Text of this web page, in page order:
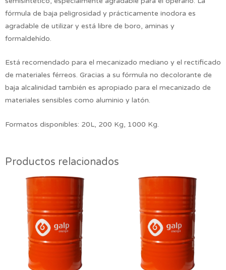
fórmula de baja peligrosidad y prácticamente inodora es
agradable de utilizar y está libre de boro, aminas y
formaldehído.
Está recomendado para el mecanizado mediano y el rectificado
de materiales férreos. Gracias a su fórmula no decolorante de
baja alcalinidad también es apropiado para el mecanizado de
materiales sensibles como aluminio y latón.
Formatos disponibles: 20L, 200 Kg, 1000 Kg.
Productos relacionados